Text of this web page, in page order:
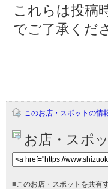
これらは投稿
でご了承くだ
このお店・スポットの情
お店・スポ
■このお店・スポットを共有